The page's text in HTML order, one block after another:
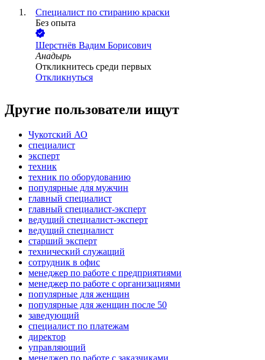
Специалист по стиранию краски
Без опыта
Шерстнёв Вадим Борисович
Анадырь
Откликнитесь среди первых
Откликнуться
Другие пользователи ищут
Чукотский АО
специалист
эксперт
техник
техник по оборудованию
популярные для мужчин
главный специалист
главный специалист-эксперт
ведущий специалист-эксперт
ведущий специалист
старший эксперт
технический служащий
сотрудник в офис
менеджер по работе с предприятиями
менеджер по работе с организациями
популярные для женщин
популярные для женщин после 50
заведующий
специалист по платежам
директор
управляющий